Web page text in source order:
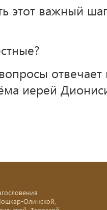
этот важный
отвечает
иерей
Олинской,